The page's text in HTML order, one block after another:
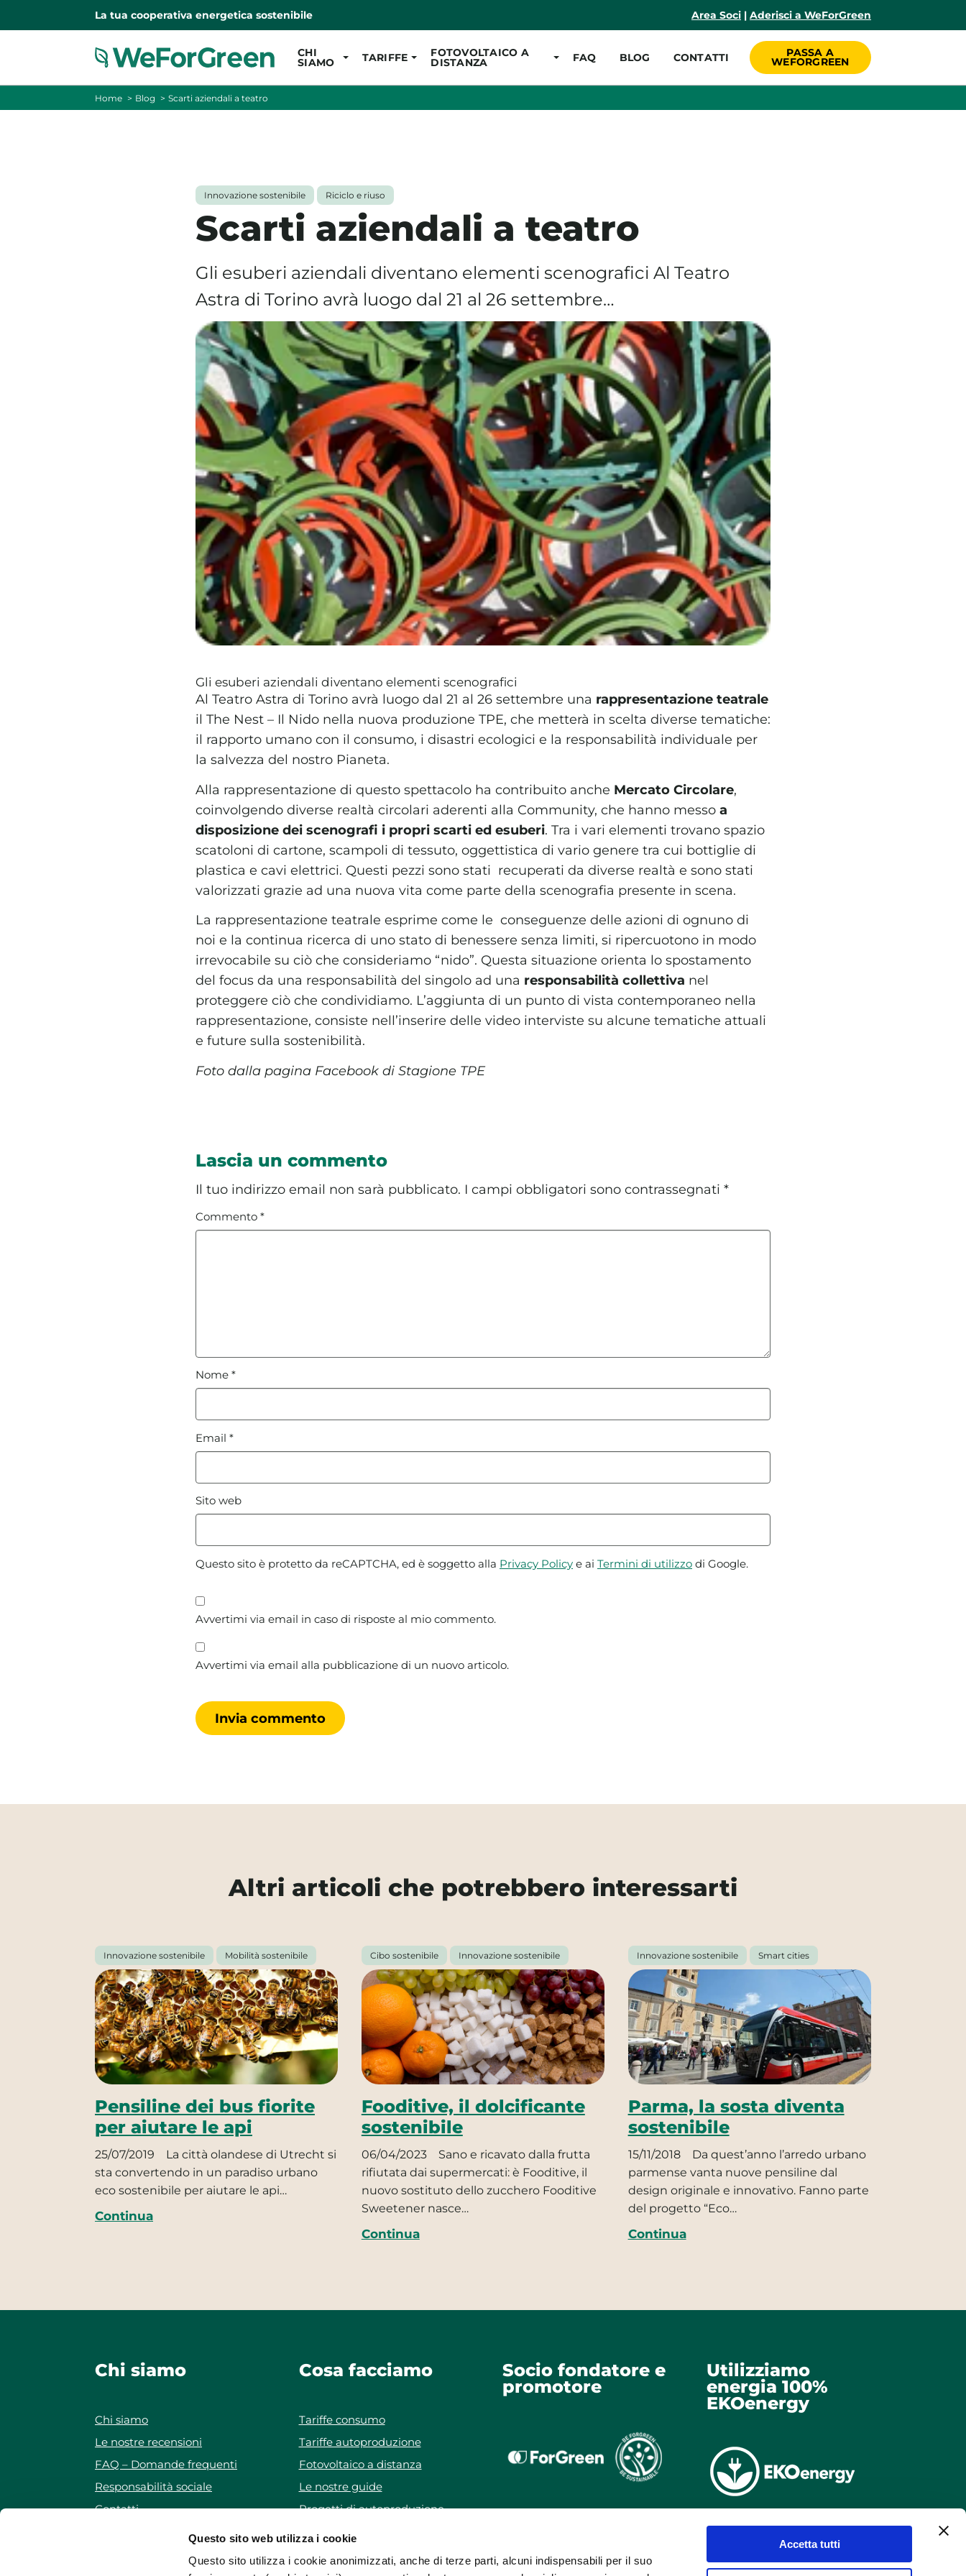
Questo sito web utilizza i cookie
Questo sito utilizza i cookie anonimizzati, anche di terze parti, alcuni indispensabili per il suo
Accetta tutti
La tua cooperativa energetica sostenibile Area Soci | Aderisci a WeForGreen
CHI
SIAMO TARIFFE FOTOVOLTAICO A
DISTANZA FAQ BLOG CONTATTI
PASSA A
WEFORGREEN
Home Blog Scarti aziendali a teatro
Innovazione sostenibile Riciclo e riuso
Scarti aziendali a teatro
Gli esuberi aziendali diventano elementi scenografici Al Teatro
Astra di Torino avrà luogo dal 21 al 26 settembre…
Gli esuberi aziendali diventano elementi scenografici
Al Teatro Astra di Torino avrà luogo dal 21 al 26 settembre una rappresentazione teatrale
il The Nest – Il Nido nella nuova produzione TPE, che metterà in scelta diverse tematiche:
il rapporto umano con il consumo, i disastri ecologici e la responsabilità individuale per
la salvezza del nostro Pianeta.
Alla rappresentazione di questo spettacolo ha contribuito anche Mercato Circolare,
coinvolgendo diverse realtà circolari aderenti alla Community, che hanno messo a
disposizione dei scenografi i propri scarti ed esuberi. Tra i vari elementi trovano spazio
scatoloni di cartone, scampoli di tessuto, oggettistica di vario genere tra cui bottiglie di
plastica e cavi elettrici. Questi pezzi sono stati recuperati da diverse realtà e sono stati
valorizzati grazie ad una nuova vita come parte della scenografia presente in scena.
La rappresentazione teatrale esprime come le conseguenze delle azioni di ognuno di
noi e la continua ricerca di uno stato di benessere senza limiti, si ripercuotono in modo
irrevocabile su ciò che consideriamo “nido”. Questa situazione orienta lo spostamento
del focus da una responsabilità del singolo ad una responsabilità collettiva nel
proteggere ciò che condividiamo. L’aggiunta di un punto di vista contemporaneo nella
rappresentazione, consiste nell’inserire delle video interviste su alcune tematiche attuali
e future sulla sostenibilità.
Foto dalla pagina Facebook di Stagione TPE
Lascia un commento
Il tuo indirizzo email non sarà pubblicato. I campi obbligatori sono contrassegnati *
Commento *
Nome *
Email *
Sito web
Questo sito è protetto da reCAPTCHA, ed è soggetto alla Privacy Policy e ai Termini di utilizzo di Google.
Avvertimi via email in caso di risposte al mio commento.
Avvertimi via email alla pubblicazione di un nuovo articolo.
Altri articoli che potrebbero interessarti
Innovazione sostenibile Mobilità sostenibile
Pensiline dei bus fiorite
per aiutare le api
25/07/2019
La città olandese di Utrecht si
sta convertendo in un paradiso urbano
eco sostenibile per aiutare le api…
Continua
Cibo sostenibile Innovazione sostenibile
Fooditive, il dolcificante
sostenibile
06/04/2023
Sano e ricavato dalla frutta
rifiutata dai supermercati: è Fooditive, il
nuovo sostituto dello zucchero Fooditive
Sweetener nasce…
Continua
Innovazione sostenibile Smart cities
Parma, la sosta diventa
sostenibile
15/11/2018
Da quest’anno l’arredo urbano
parmense vanta nuove pensiline dal
design originale e innovativo. Fanno parte
del progetto “Eco…
Continua
Chi siamo
Chi siamo
Le nostre recensioni
FAQ – Domande frequenti
Responsabilità sociale
Contatti
Iscriviti alla newsletter
Cosa facciamo
Tariffe consumo
Tariffe autoproduzione
Fotovoltaico a distanza
Le nostre guide
Progetti di autoproduzione
Progetto WeForYou
Socio fondatore e
promotore
Utilizziamo
energia 100%
EKOenergy